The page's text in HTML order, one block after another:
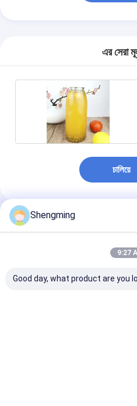
এর সেরা
চালিয়ে
প্রস্তাবিত পণ্য
Shengming
9:27
Good day, what product are you